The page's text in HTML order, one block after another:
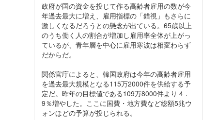
政府が国の資金を投じて作る高齢者雇用の数が今
年過去最大に増え、雇用指標の「錯視」もさらに
激しくなるだろうとの懸念が出ている。65歳以上
のうち働く人の割合が増加し雇用率全体が上がっ
ているが、青年層を中心に雇用寒波は相変わらず
だからだ。
関係官庁によると、韓国政府は今年の高齢者雇用
を過去最大規模となる115万2000件を供給する予
定だ。昨年の目標値である109万8000件より 4．
9％増やした。ここに国費・地方費など総額5兆ウ
ォンほどの予算が投じられる。